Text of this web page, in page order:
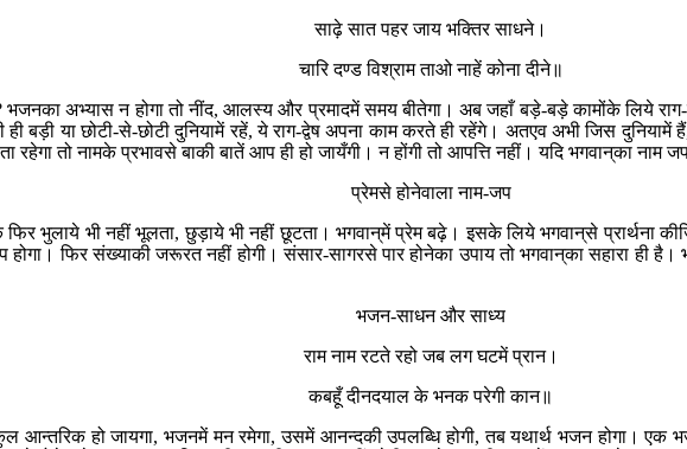
साढ़े सात पहर जाय भक्तिर साधने।
चारि दण्ड विश्राम ताओ नाहें कोना दीने॥
अभ्यास न होगा तो नींद, आलस्य और प्रमादमें समय बीतेगा। अब जहाँ बड़े-बड़े कामोंके लिये राग-
बड़ी या छोटी-से-छोटी दुनियामें रहें, ये राग-द्वेष अपना काम करते ही रहेंगे। अतएव अभी जिस
रहेगा तो नामके प्रभावसे बाकी बातें आप ही हो जायँगी। न होंगी तो आपत्ति नहीं। यदि भगवान‍्का
प्रेमसे होनेवाला नाम-जप
फिर भुलाये भी नहीं भूलता, छुड़ाये भी नहीं छूटता। भगवान‍्में प्रेम बढ़े। इसके लिये भगवान‍्से प्रार्थना
होगा। फिर संख्याकी जरूरत नहीं होगी। संसार-सागरसे पार होनेका उपाय तो भगवान‍्का सहारा
भजन-साधन और साध्य
राम नाम रटते रहो जब लग घटमें प्रान।
कबहूँ दीनदयाल के भनक परेगी कान॥
हो जायगा, भजनमें मन रमेगा, उसमें आनन्दकी उपलब्धि होगी, तब यथार्थ भजन होगा। एक